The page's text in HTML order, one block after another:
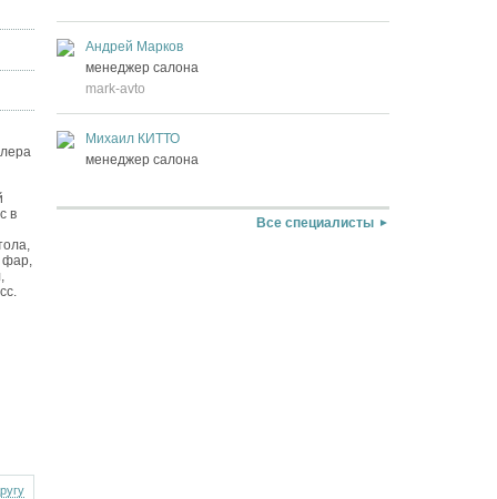
в
фар,
Андрей Марков
менеджер салона
mark-avto
Михаил КИТТО
менеджер салона
Все специалисты